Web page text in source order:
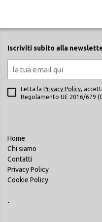
Iscriviti subito alla
Letta la Privacy Policy,
Regolamento UE 2016/679
Home
Chi siamo
Contatti
Privacy Policy
Cookie Policy
-